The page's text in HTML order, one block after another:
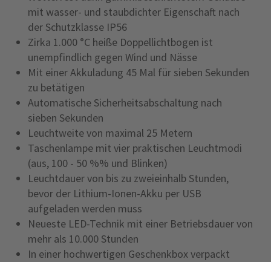
mit wasser- und staubdichter Eigenschaft nach
der Schutzklasse IP56
Zirka 1.000 °C heiße Doppellichtbogen ist
unempfindlich gegen Wind und Nässe
Mit einer Akkuladung 45 Mal für sieben Sekunden
zu betätigen
Automatische Sicherheitsabschaltung nach
sieben Sekunden
Leuchtweite von maximal 25 Metern
Taschenlampe mit vier praktischen Leuchtmodi
(aus, 100 - 50 %% und Blinken)
Leuchtdauer von bis zu zweieinhalb Stunden,
bevor der Lithium-Ionen-Akku per USB
aufgeladen werden muss
Neueste LED-Technik mit einer Betriebsdauer von
mehr als 10.000 Stunden
In einer hochwertigen Geschenkbox verpackt